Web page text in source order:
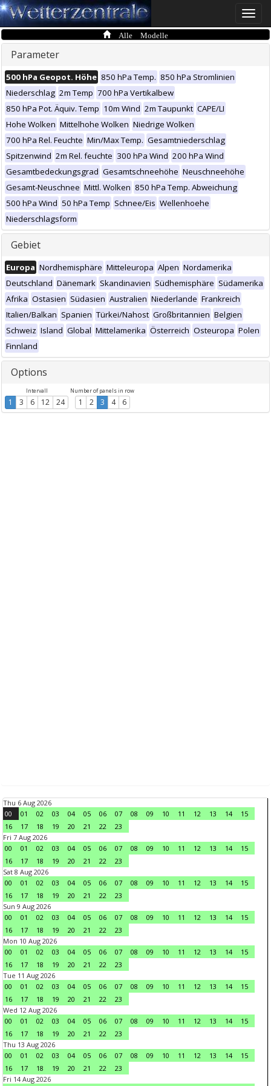
Toggle
Alle Modelle
Parameter
500 hPa Geopot. Höhe 850 hPa Temp. 850 hPa Stromlinien
Niederschlag 2m Temp 700 hPa Vertikalbew
850 hPa Pot. Äquiv. Temp 10m Wind 2m Taupunkt CAPE/LI
Hohe Wolken Mittelhohe Wolken Niedrige Wolken
700 hPa Rel. Feuchte Min/Max Temp. Gesamtniederschlag
Spitzenwind 2m Rel. feuchte 300 hPa Wind 200 hPa Wind
Gesamtbedeckungsgrad Gesamtschneehöhe Neuschneehöhe
Gesamt-Neuschnee Mittl. Wolken 850 hPa Temp. Abweichung
500 hPa Wind 50 hPa Temp Schnee/Eis Wellenhoehe
Niederschlagsform
Gebiet
Europa Nordhemisphäre Mitteleuropa Alpen Nordamerika
Deutschland Dänemark Skandinavien Südhemisphäre Südamerika
Afrika Ostasien Südasien Australien Niederlande Frankreich
Italien/Balkan Spanien Türkei/Nahost Großbritannien Belgien
Schweiz Island Global Mittelamerika Österreich Osteuropa Polen
Finnland
Options
Intervall
1 3 6 12 24
Number of panels in row
1 2 3 4 6
Thu 6 Aug 2026
00
01 02 03 04 05 06 07 08 09 10 11 12 13 14
15
16
17 18 19 20 21 22
23
Fri 7 Aug 2026
00
01 02 03 04 05 06 07 08 09 10 11 12 13 14
15
16
17 18 19 20 21 22
23
Sat 8 Aug 2026
00
01 02 03 04 05 06 07 08 09 10 11 12 13 14
15
16
17 18 19 20 21 22
23
Sun 9 Aug 2026
00
01 02 03 04 05 06 07 08 09 10 11 12 13 14
15
16
17 18 19 20 21 22
23
Mon 10 Aug 2026
00
01 02 03 04 05 06 07 08 09 10 11 12 13 14
15
16
17 18 19 20 21 22
23
Tue 11 Aug 2026
00
01 02 03 04 05 06 07 08 09 10 11 12 13 14
15
16
17 18 19 20 21 22
23
Wed 12 Aug 2026
00
01 02 03 04 05 06 07 08 09 10 11 12 13 14
15
16
17 18 19 20 21 22
23
Thu 13 Aug 2026
00
01 02 03 04 05 06 07 08 09 10 11 12 13 14
15
16
17 18 19 20 21 22
23
Fri 14 Aug 2026